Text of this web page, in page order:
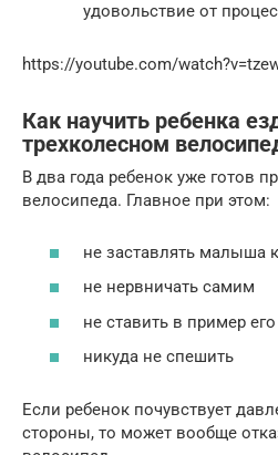
удовольствие от
https://youtube.com/
Как научить ребенка
трехколесном
В два года ребенок уже готов
велосипеда. Главное при этом:
не заставлять малыша
не нервничать самим
не ставить в пример
никуда не спешить
Если ребенок почувствует
стороны, то может вообще